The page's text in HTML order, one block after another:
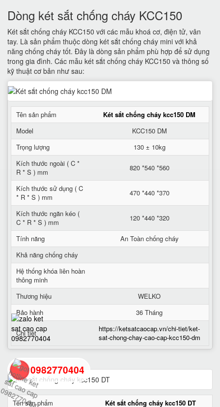
Dòng két sắt chống cháy KCC150
Két sắt chống cháy KCC150 với các mẫu khoá cơ, điện tử, vân
tay. Là sản phẩm thuộc dòng két sắt chống cháy mini với khả
năng chống cháy tốt. Đây là dòng sản phẩm phù hợp để sử dụng
trong gia đình. Các mẫu két sắt chống cháy KCC150 và thông số
kỹ thuật cơ bản như sau:
Tên sản phẩm
Két sắt chống cháy kcc150 DM
Model
KCC150 DM
Trọng lượng
130 ± 10kg
Kích thước ngoài ( C *
R * S ) mm
820 *540 *560
Kích thước sử dụng ( C
* R * S ) mm
470 *440 *370
Kích thước ngăn kéo (
C * R * S ) mm
120 *440 *320
Tính năng
An Toàn chống cháy
Khả năng chống cháy
Hệ thống khóa liên hoàn
thông minh
Thương hiệu
WELKO
Bảo hành
36 Tháng
Chi tiết
https://ketsatcaocap.vn/chi-tiet/ket-
sat-chong-chay-cao-cap-kcc150-dm
Tên sản phẩm Két sắt chống cháy kcc150 DT
0982770404
back